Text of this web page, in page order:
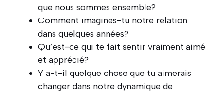
que nous sommes ensemble?
Comment imagines-tu notre relation
dans quelques années?
Qu’est-ce qui te fait sentir vraiment aimé
et apprécié?
Y a-t-il quelque chose que tu aimerais
changer dans notre dynamique de